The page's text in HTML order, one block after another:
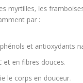
myrtilles, les
par :
et antioxydants
et en fibres douces.
le corps en douceur.